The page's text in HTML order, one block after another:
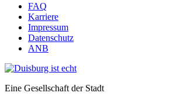
FAQ
Karriere
Impressum
Datenschutz
ANB
Eine Gesellschaft der Stadt